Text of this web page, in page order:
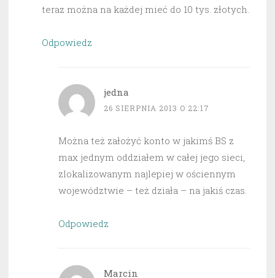
teraz można na każdej mieć do 10 tys. złotych.
Odpowiedz
jedna
26 SIERPNIA 2013 O 22:17
Można też założyć konto w jakimś BS z
max jednym oddziałem w całej jego sieci,
zlokalizowanym najlepiej w ościennym
województwie – też działa – na jakiś czas.
Odpowiedz
Marcin